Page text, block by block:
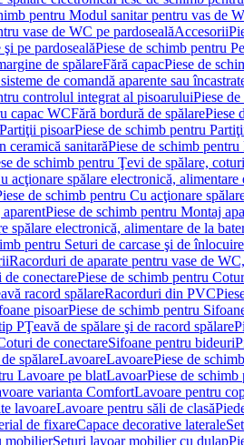
pentru Modul sanitar pentru vas de
vase de WC pe pardosealăAccesorii
pe pardosealăPiese de schimb pentru
de spălareFără capacPiese de
de comandă aparente sau
controlul integrat al pisoaruluiPiese
capac WCFără bordură de spălarePiese
Partiţii pisoarPiese de schimb pentru
ceramică sanitarăPiese de schimb
de schimb pentru Ţevi de spălare,
acţionare spălare electronică, alimentare
de schimb pentru Cu acţionare
Piese de schimb pentru Montaj
spălare electronică, alimentare de la
pentru Seturi de carcase şi de înlocuire
Racorduri de aparate pentru vase de
de conectarePiese de schimb pentru
racord spălareRacorduri din PVC
pisoarPiese de schimb pentru
PŢeavă de spălare şi de racord spălare
de conectareSifoane pentru bideuri
spălareLavoareLavoarePiese de
Lavoare pe blatLavoarPiese de
varianta ComfortLavoare pentru
lavoareLavoare pentru săli de clasă
de fixareCapace decorative laterale
mobilierSeturi lavoar mobilier cu dulap